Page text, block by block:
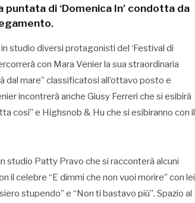
di ‘Domenica In’ condotta da
studio diversi protagonisti del ‘Festival di
con Mara Venier la sua straordinaria
dal mare” classificatosi all’ottavo posto e
incontrerà anche Giusy Ferreri che si esibirà
così” e Highsnob & Hu che si esibiranno con il
studio Patty Pravo che si racconterà alcuni
il celebre “E dimmi che non vuoi morire” con lei
stupendo” e “Non ti bastavo più”. Spazio al